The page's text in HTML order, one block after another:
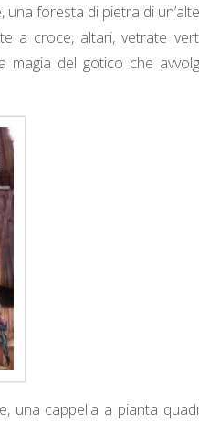
foresta di pietra di
a croce, altari, vetrate
del gotico che
una cappella a pianta